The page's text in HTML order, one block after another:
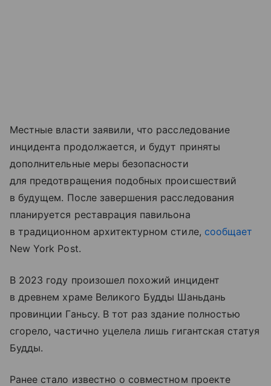
Местные власти заявили, что расследование
инцидента продолжается, и будут приняты
дополнительные меры безопасности
для предотвращения подобных происшествий
в будущем. После завершения расследования
планируется реставрация павильона
в традиционном архитектурном стиле, сообщает
New York Post.
В 2023 году произошел похожий инцидент
в древнем храме Великого Будды Шаньдань
провинции Ганьсу. В тот раз здание полностью
сгорело, частично уцелела лишь гигантская статуя
Будды.
Ранее стало известно о совместном проекте